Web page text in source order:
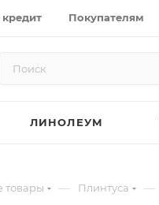
Покупателям
ЛИНОЛЕУМ
товары — Плинтуса —